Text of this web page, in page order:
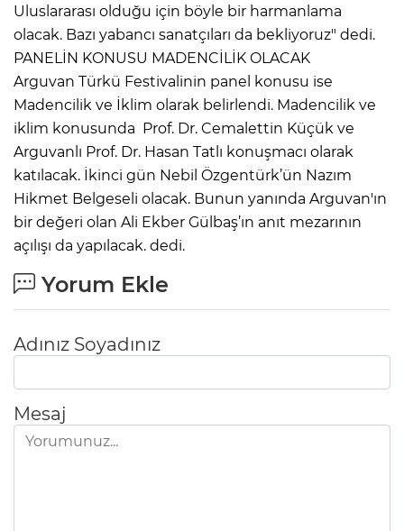
Uluslararası olduğu için böyle bir harmanlama
olacak. Bazı yabancı sanatçıları da bekliyoruz" dedi.
PANELİN KONUSU MADENCİLİK OLACAK
Arguvan Türkü Festivalinin panel konusu ise
Madencilik ve İklim olarak belirlendi. Madencilik ve
iklim konusunda Prof. Dr. Cemalettin Küçük ve
Arguvanlı Prof. Dr. Hasan Tatlı konuşmacı olarak
katılacak. İkinci gün Nebil Özgentürk’ün Nazım
Hikmet Belgeseli olacak. Bunun yanında Arguvan'ın
bir değeri olan Ali Ekber Gülbaş’ın anıt mezarının
açılışı da yapılacak. dedi.
Yorum Ekle
Adınız Soyadınız
Mesaj